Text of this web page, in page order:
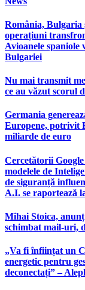
România, Bulgaria
operațiuni
Avioanele
Bulgariei
Nu mai transmit
ce au văzut scorul
Germania
Europene, potrivit
miliarde de euro
Cercetătorii
modelele de
de siguranță
A.I. se raportează
Mihai Stoica,
schimbat mail-uri,
„Va fi înființat un
energetic pentru
deconectați” –